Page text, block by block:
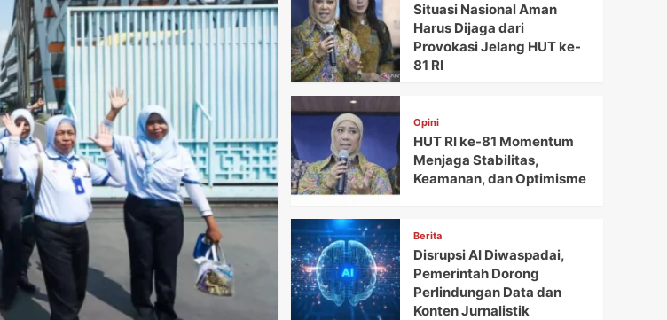
Situasi Nasional Aman
Harus Dijaga dari
Provokasi Jelang HUT ke-
81 RI
Opini
HUT RI ke-81 Momentum
Menjaga Stabilitas,
Keamanan, dan Optimisme
Berita
Disrupsi AI Diwaspadai,
Pemerintah Dorong
Perlindungan Data dan
Konten Jurnalistik